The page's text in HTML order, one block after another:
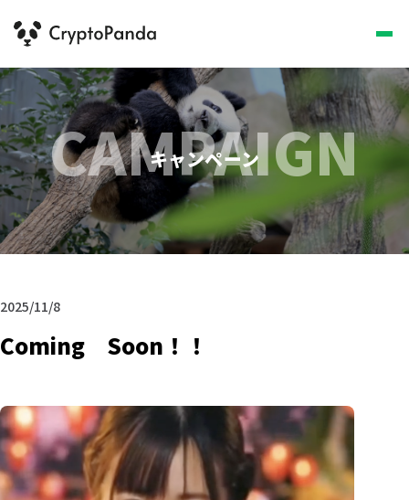
CAMPAIGN
キャンペーン
2025/11/8
Coming Soon！！